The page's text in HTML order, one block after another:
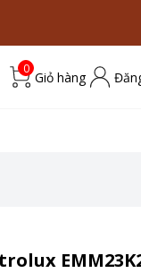
0
Giỏ hàng